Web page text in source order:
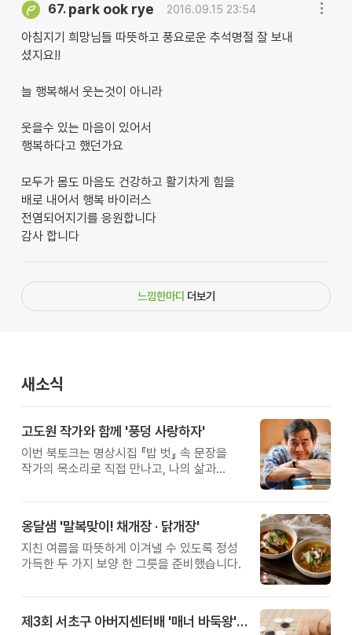
67. park ook rye 2016.09.15 23:54
아침지기 희망님들 따뜻하고 풍요로운 추석명절 잘 보내
셨지요!!
늘 행복해서 웃는것이 아니라
웃을수 있는 마음이 있어서
행복하다고 했던가요
모두가 몸도 마음도 건강하고 활기차게 힘을
배로 내어서 행복 바이러스
전염되어지기를 응원합니다
감사 합니다
느낌한마디 더보기
새소식
고도원 작가와 함께 '풍덩 사랑하자'
이번 북토크는 명상시집 『밥 벗』 속 문장을
작가의 목소리로 직접 만나고, 나의 삶과
옹달샘 '말복맞이! 채개장 · 닭개장'
지친 여름을 따뜻하게 이겨낼 수 있도록 정성
가득한 두 가지 보양 한 그릇을 준비했습니다.
제3회 서초구 아버지센터배 '매너 바둑왕' 대회